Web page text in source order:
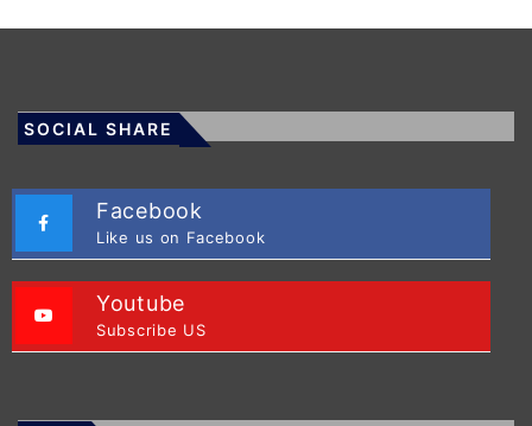
SOCIAL SHARE
Facebook
Like us on Facebook
Youtube
Subscribe US